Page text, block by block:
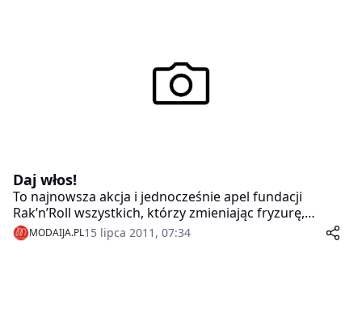
Daj włos!
To najnowsza akcja i jednocześnie apel fundacji
Rak’n’Roll wszystkich, którzy zmieniając fryzurę,
chcieliby zrobić coś dobrego dla innych. Fundacja
zbiera włosy, które będą przeznaczone na peruki dla
MODAIJA.PL15 lipca 2011, 07:34